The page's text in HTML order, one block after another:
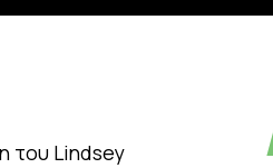
του Lindsey